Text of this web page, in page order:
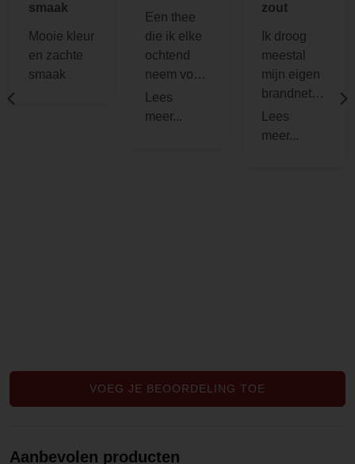
smaak
Mooie kleur
en zachte
smaak
Een thee
die ik elke
ochtend
neem voor
ontgiften
van mijn
zout
Ik droog
meestal
mijn eigen
brandnetel
s, maar ik
had snel
VOEG JE BEOORDELING TOE
Aanbevolen producten